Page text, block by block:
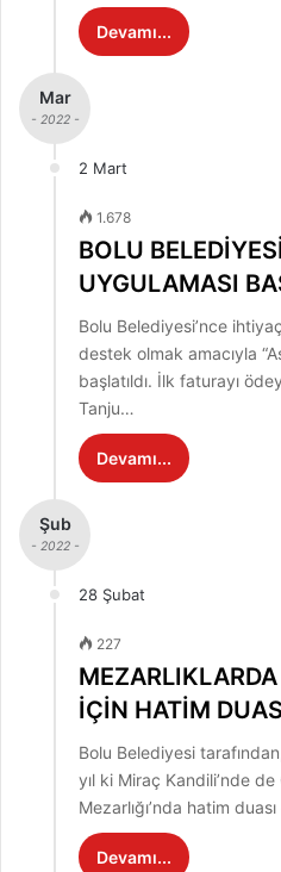
Devamı...
Mar
- 2022 -
2 Mart
1.678
BOLU
UYGULAMASI
Bolu Belediyesi’nce
destek olmak amacıyla
başlatıldı. İlk faturayı
Tanju…
Devamı...
Şub
- 2022 -
28 Şubat
227
İÇİN HATİM
Bolu Belediyesi
yıl ki Miraç Kandili’nde
Mezarlığı’nda hatim
Devamı...